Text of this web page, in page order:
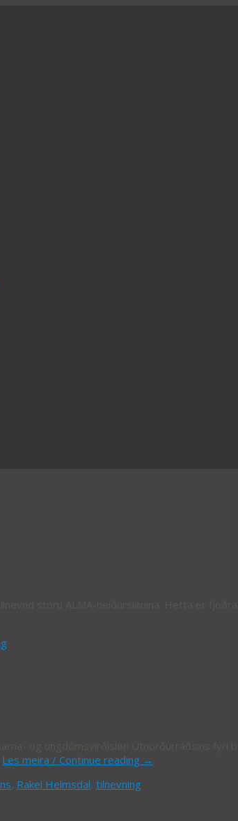
Les meira / Continue reading →
Rakel Helmsdal tilnevning